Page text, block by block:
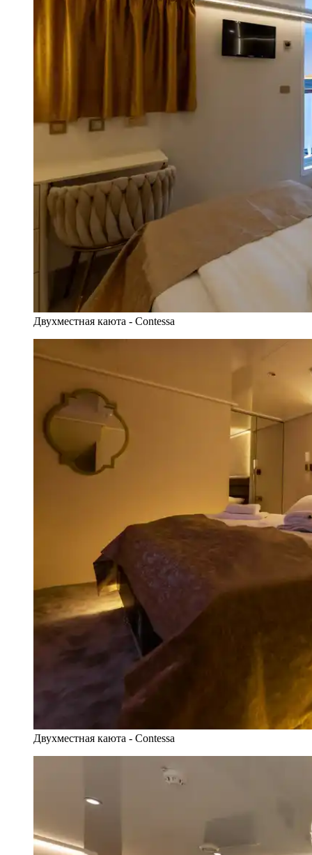
Двухместная каюта - Contessa
Двухместная каюта - Contessa